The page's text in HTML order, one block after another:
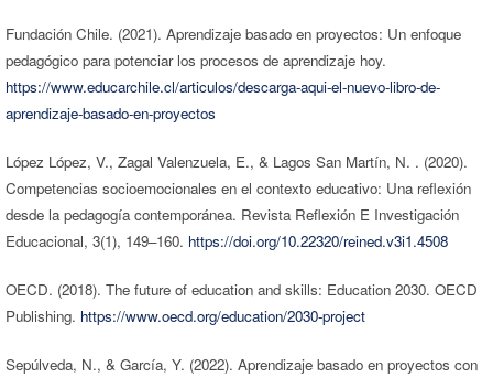
Fundación Chile. (2021). Aprendizaje basado en proyectos: Un enfoque
pedagógico para potenciar los procesos de aprendizaje hoy.
https://www.educarchile.cl/articulos/descarga-aqui-el-nuevo-libro-de-
aprendizaje-basado-en-proyectos
López López, V., Zagal Valenzuela, E., & Lagos San Martín, N. . (2020).
Competencias socioemocionales en el contexto educativo: Una reflexión
desde la pedagogía contemporánea. Revista Reflexión E Investigación
Educacional, 3(1), 149–160. https://doi.org/10.22320/reined.v3i1.4508
OECD. (2018). The future of education and skills: Education 2030. OECD
Publishing. https://www.oecd.org/education/2030-project
Sepúlveda, N., & García, Y. (2022). Aprendizaje basado en proyectos con